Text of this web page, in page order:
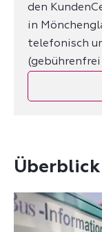
den
in
telefonisch
Überblick